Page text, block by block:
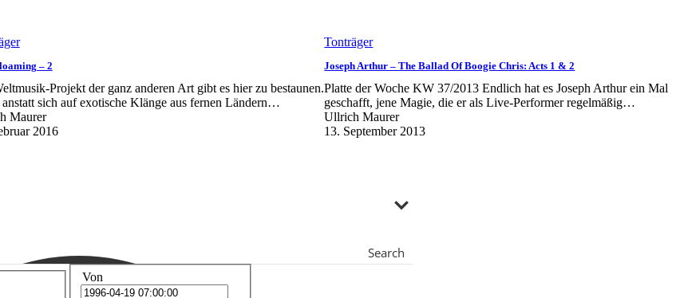
– 2
Projekt der ganz anderen Art gibt es hier zu bestaunen.
sich auf exotische Klänge aus fernen Ländern…
Maurer
2016
Tonträger
Joseph Arthur – The Ballad Of Boogie Chris: Acts 1 & 2
Platte der Woche KW 37/2013 Endlich hat es Joseph Arthur ein Mal
geschafft, jene Magie, die er als Live-Performer regelmäßig…
Ullrich Maurer
13. September 2013
Search
Von